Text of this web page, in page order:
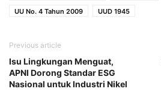
UU No. 4 Tahun 2009
UUD 1945
Previous article
Isu Lingkungan Menguat,
APNI Dorong Standar ESG
Nasional untuk Industri Nikel